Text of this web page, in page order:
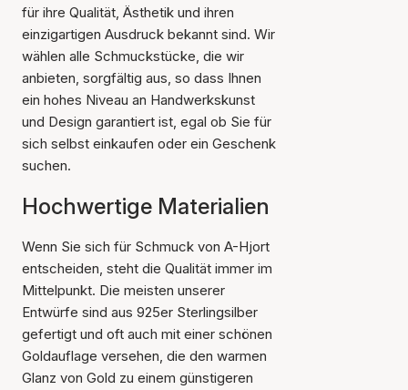
für ihre Qualität, Ästhetik und ihren
einzigartigen Ausdruck bekannt sind. Wir
wählen alle Schmuckstücke, die wir
anbieten, sorgfältig aus, so dass Ihnen
ein hohes Niveau an Handwerkskunst
und Design garantiert ist, egal ob Sie für
sich selbst einkaufen oder ein Geschenk
suchen.
Hochwertige Materialien
Wenn Sie sich für Schmuck von A-Hjort
entscheiden, steht die Qualität immer im
Mittelpunkt. Die meisten unserer
Entwürfe sind aus 925er Sterlingsilber
gefertigt und oft auch mit einer schönen
Goldauflage versehen, die den warmen
Glanz von Gold zu einem günstigeren